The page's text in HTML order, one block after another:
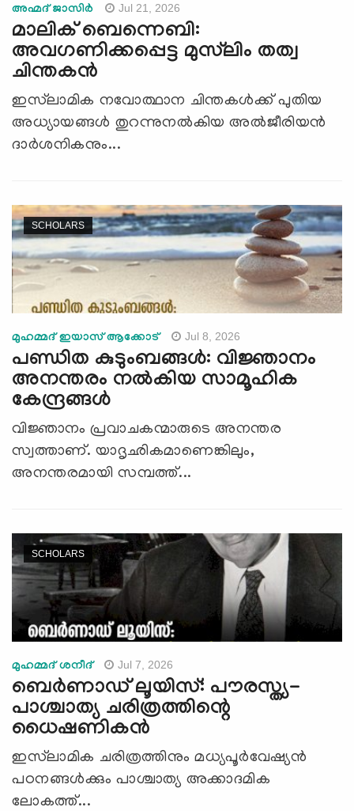
അഹ്മദ് ജാസിര്‍ Jul 21, 2026
മാലിക് ബെന്നെബി:
അവഗണിക്കപ്പെട്ട മുസ്‍ലിം തത്വ
ചിന്തകൻ
ഇസ്‍ലാമിക നവോത്ഥാന ചിന്തകൾക്ക് പുതിയ
അധ്യായങ്ങൾ തുറന്നുനൽകിയ അൽജീരിയൻ
ദാർശനികനും...
SCHOLARS
മുഹമ്മദ് ഇയാസ് ആക്കോട് Jul 8, 2026
പണ്ഡിത കുടുംബങ്ങൾ: വിജ്ഞാനം
അനന്തരം നൽകിയ സാമൂഹിക
കേന്ദ്രങ്ങൾ
വിജ്ഞാനം പ്രവാചകന്മാരുടെ അനന്തര
സ്വത്താണ്. യാദൃഛികമാണെങ്കിലും,
അനന്തരമായി സമ്പത്ത്...
SCHOLARS
മുഹമ്മദ് ശനീദ് Jul 7, 2026
ബെർണാഡ് ലൂയിസ്: പൗരസ്ത്യ-
പാശ്ചാത്യ ചരിത്രത്തിന്റെ
ധൈഷണികൻ
ഇസ്‍ലാമിക ചരിത്രത്തിനും മധ്യപൂർവേഷ്യൻ
പഠനങ്ങള്‍ക്കും പാശ്ചാത്യ അക്കാദമിക
ലോകത്ത്...